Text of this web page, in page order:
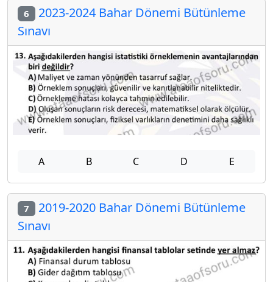
6 2023-2024 Bahar Dönemi Bütünleme
Sınavı
A B C D E
7 2019-2020 Bahar Dönemi Bütünleme
Sınavı